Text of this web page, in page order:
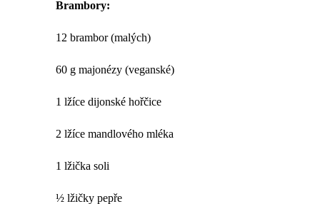
Brambory:
12 brambor (malých)
60 g majonézy (veganské)
1 lžíce dijonské hořčice
2 lžíce mandlového mléka
1 lžička soli
½ lžičky pepře